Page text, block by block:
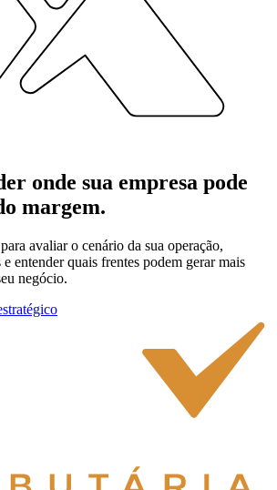
onde sua empresa pode
margem.
avaliar o cenário da sua operação,
entender quais frentes podem gerar mais
negócio.